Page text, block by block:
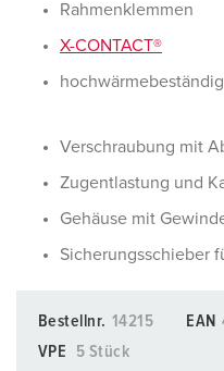
Rahmenklemmen
X-CONTACT®
Verschraubung mit
Zugentlastung und
Gehäuse mit
Sicherungsschieber
Bestellnr. 14215 EAN
VPE
5 Stück